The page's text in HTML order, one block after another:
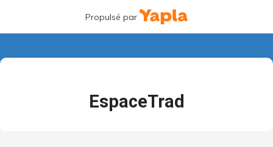
Propulsé par
EspaceTrad